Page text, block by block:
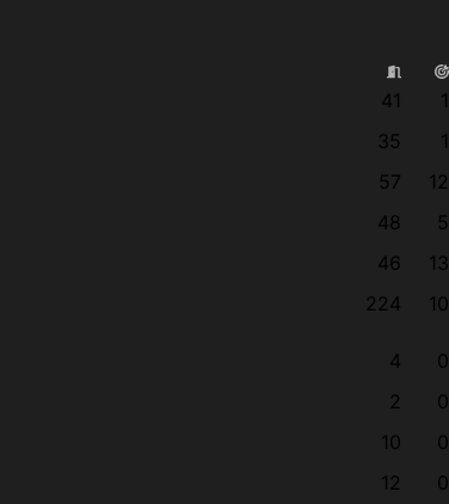
41 1
35 1
57 12
48 5
46 13
224 10
4 0
2 0
10 0
12 0